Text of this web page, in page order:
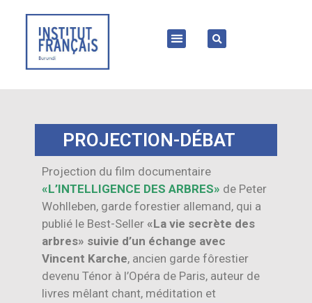
PROJECTION-DÉBAT
Projection du film documentaire
«L’INTELLIGENCE DES ARBRES» de Peter
Wohlleben, garde forestier allemand, qui a
publié le Best-Seller «La vie secrète des
arbres» suivie d’un échange avec
Vincent Karche, ancien garde fôrestier
devenu Ténor à l’Opéra de Paris, auteur de
livres mêlant chant, méditation et